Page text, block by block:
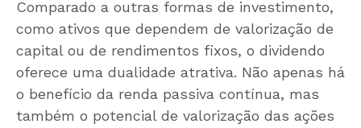
Comparado a outras formas de investimento,
como ativos que dependem de valorização de
capital ou de rendimentos fixos, o dividendo
oferece uma dualidade atrativa. Não apenas há
o benefício da renda passiva contínua, mas
também o potencial de valorização das ações